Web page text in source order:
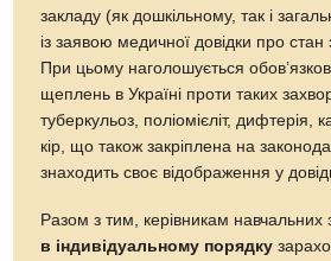
закладу (як дошкільному, так і
із заявою медичної довідки про стан
При цьому наголошується
щеплень в Україні проти таких
туберкульоз, поліомієліт, дифтерія,
кір, що також закріплена на
знаходить своє відображення у
Разом з тим, керівникам навчальних
в індивідуальному порядку